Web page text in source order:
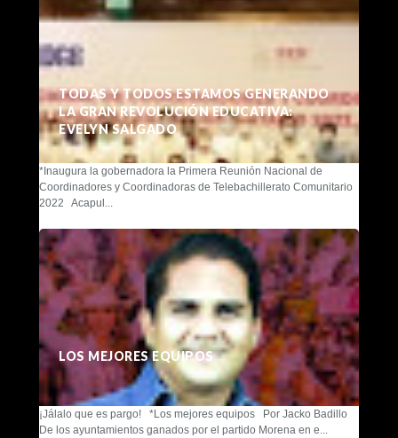
TODAS Y TODOS ESTAMOS GENERANDO
LA GRAN REVOLUCIÓN EDUCATIVA:
EVELYN SALGADO
*Inaugura la gobernadora la Primera Reunión Nacional de
Coordinadores y Coordinadoras de Telebachillerato Comunitario
2022 Acapul...
LOS MEJORES EQUIPOS
¡Jálalo que es pargo! *Los mejores equipos Por Jacko Badillo
De los ayuntamientos ganados por el partido Morena en e...